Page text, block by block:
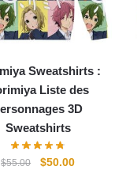
Sweatshirts :
Liste des
3D
Sweatshirts
$55.00
Le
$50.00Le